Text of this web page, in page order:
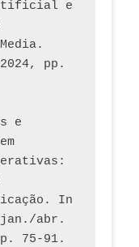
e
pp.
e
In
abr.
75-91.